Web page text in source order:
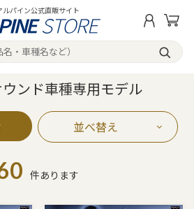
ルパイン公式直販サイト
ウンド車種専用モデル
並べ替え
件あります